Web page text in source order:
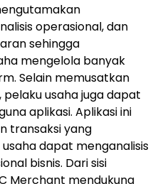
operasional, dan
sehingga
mengelola banyak
Selain memusatkan
usaha juga dapat
aplikasi. Aplikasi ini
transaksi yang
dapat menganalisis
bisnis. Dari sisi
Merchant mendukung